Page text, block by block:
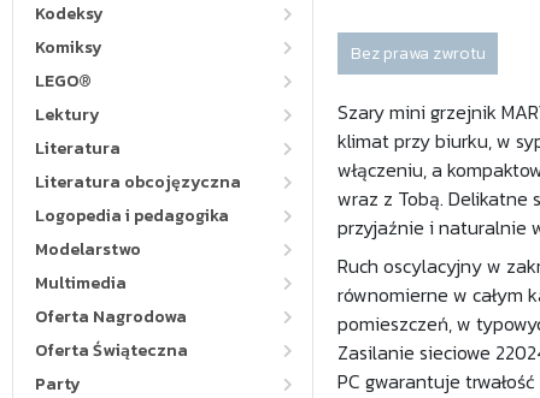
Kodeksy
Komiksy
LEGO®
Lektury
Literatura
Literatura obcojęzyczna
Logopedia i pedagogika
Modelarstwo
Multimedia
Oferta Nagrodowa
Oferta Świąteczna
Party
Bez prawa zwrotu
Szary mini grzejnik
klimat przy biurku, w
włączeniu, a
wraz z Tobą. Delikatne
przyjaźnie i naturalnie
Ruch oscylacyjny w
równomierne w całym
pomieszczeń, w
Zasilanie sieciowe
PC gwarantuje